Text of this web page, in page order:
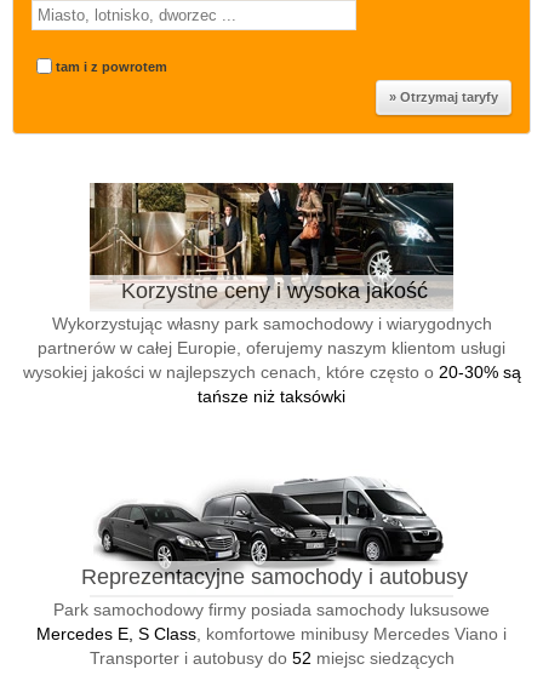
tam i z powrotem
Korzystne ceny i wysoka jakość
Wykorzystując własny park samochodowy i wiarygodnych
partnerów w całej Europie, oferujemy naszym klientom usługi
wysokiej jakości w najlepszych cenach, które często o 20-30% są
tańsze niż taksówki
Reprezentacyjne samochody i autobusy
Park samochodowy firmy posiada samochody luksusowe
Mercedes E, S Class , komfortowe minibusy Mercedes Viano i
Transporter i autobusy do 52 miejsc siedzących